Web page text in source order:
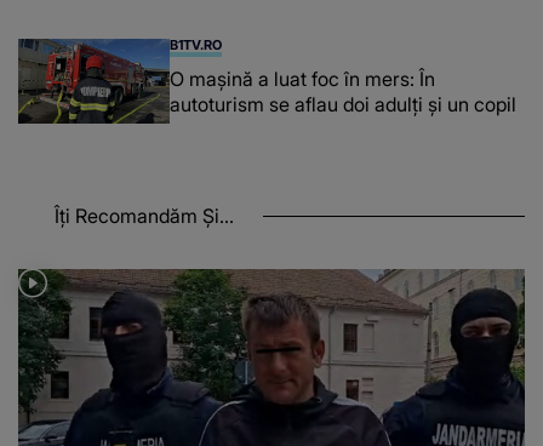
B1TV.RO
O maşină a luat foc în mers: În
autoturism se aflau doi adulți și un copil
Îți Recomandăm Și...